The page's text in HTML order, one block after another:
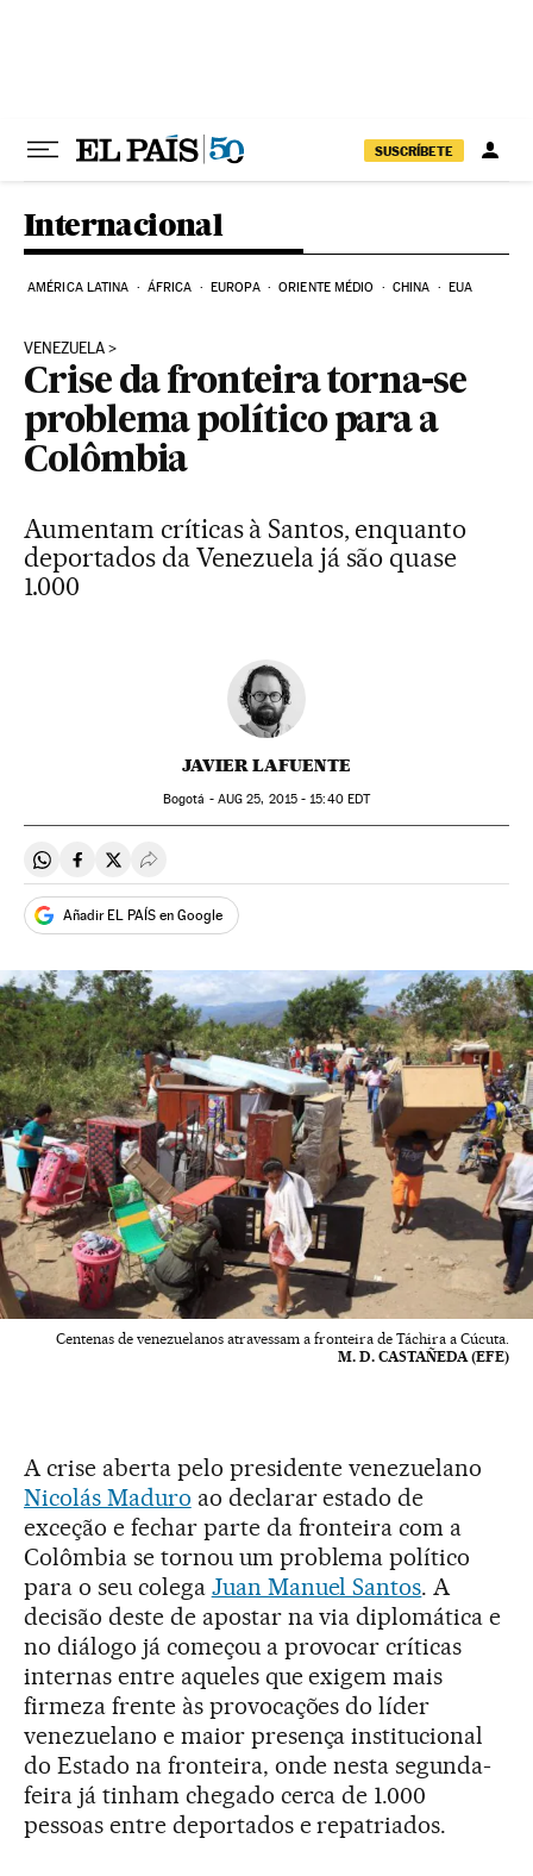
SUSCRÍBETE
Internacional
AMÉRICA LATINA ÁFRICA EUROPA ORIENTE MÉDIO CHINA EUA
VENEZUELA
Crise da fronteira torna-se
problema político para a
Colômbia
Aumentam críticas à Santos, enquanto
deportados da Venezuela já são quase
1.000
JAVIER LAFUENTE
Bogotá - AUG 25, 2015 - 15:40EDT
Compartir en Whatsapp
Compartir en Facebook
Compartir en Twitter
Desplegar Redes Sociales
Añadir EL PAÍS en Google
Centenas de venezuelanos atravessam a fronteira de Táchira a Cúcuta.
M. D. CASTAÑEDA (EFE)
A crise aberta pelo presidente venezuelano
Nicolás Maduro ao declarar estado de
exceção e fechar parte da fronteira com a
Colômbia se tornou um problema político
para o seu colega Juan Manuel Santos. A
decisão deste de apostar na via diplomática e
no diálogo já começou a provocar críticas
internas entre aqueles que exigem mais
firmeza frente às provocações do líder
venezuelano e maior presença institucional
do Estado na fronteira, onde nesta segunda-
feira já tinham chegado cerca de 1.000
pessoas entre deportados e repatriados.